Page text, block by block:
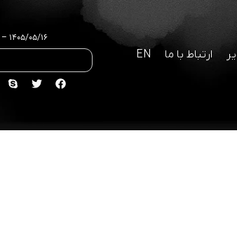
ارتباط با ما EN
۱۴۰۵/۰۵/۱۶ – ۱۱:۳۰ ب.ظ